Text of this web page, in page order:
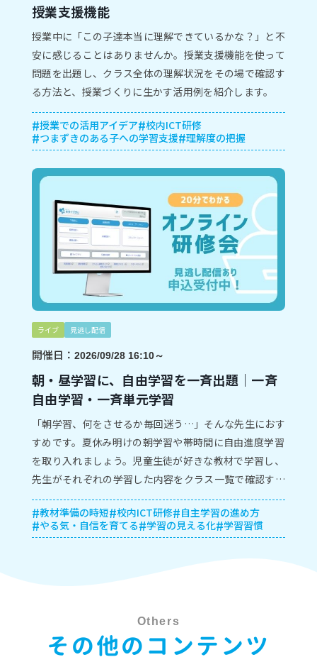
授業支援機能
授業中に「この子達本当に理解できているかな？」と不
安に感じることはありませんか。授業支援機能を使って
問題を出題し、クラス全体の理解状況をその場で確認す
る方法と、授業づくりに生かす活用例を紹介します。
授業での活用アイデア 校内ICT研修
つまずきのある子への学習支援 理解度の把握
ライブ 見逃し配信
開催日： 2026/09/28 16:10～
朝・昼学習に、自由学習を一斉出題｜一斉
自由学習・一斉単元学習
「朝学習、何をさせるか毎回迷う…」そんな先生におす
すめです。夏休み明けの朝学習や帯時間に自由進度学習
を取り入れましょう。児童生徒が好きな教材で学習し、
先生がそれぞれの学習した内容をクラス一覧で確認する
方法を紹介します。
教材準備の時短 校内ICT研修
自主学習の進め方
やる気・自信を育てる
学習の見える化 学習習慣
Others
その他のコンテンツ